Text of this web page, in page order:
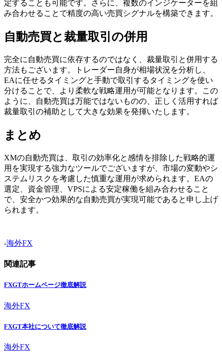
定することも可能です。さらに、複数のインジケーターを組
み合わせることで精度の高い売買シグナルを構築できます。
自動売買と裁量取引の併用
完全に自動売買に依存するのではなく、裁量取引と併用する
方法もございます。トレーダー自身が相場状況を分析し、
EAに任せるタイミングと手動で取引するタイミングを使い
分けることで、より柔軟な戦略運用が可能となります。この
ように、自動売買は万能ではないものの、正しく活用すれば
裁量取引の補助として大きな効果を発揮いたします。
まとめ
XMの自動売買は、取引の効率化と感情を排除した戦略的運
用を実現する強力なツールでございますが、市場の変動やシ
ステムリスクを考慮した慎重な運用が求められます。EAの
選定、資金管理、VPSによる安定稼働を組み合わせること
で、安全かつ効果的な自動売買が実現可能であると申し上げ
られます。
-海外FX
関連記事
FXGTホームページ徹底解説
海外FX
FXGT本社について徹底解説
海外FX